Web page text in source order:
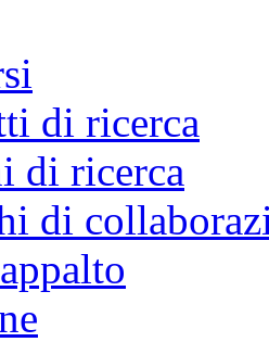
di ricerca
di ricerca
di